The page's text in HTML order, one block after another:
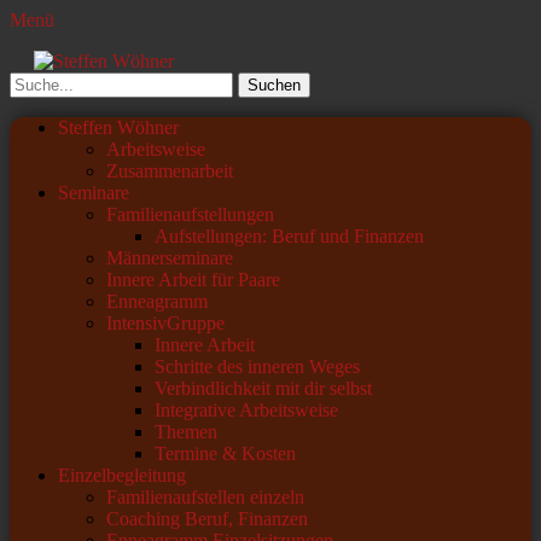
Menü
Steffen Wöhner
Lehrer und Seminarleiter
Suchen
nach:
Primäres
Zum
Steffen Wöhner
Arbeitsweise
Zusammenarbeit
Seminare
Familienaufstellungen
Aufstellungen: Beruf und Finanzen
Männerseminare
Innere Arbeit für Paare
Enneagramm
IntensivGruppe
Innere Arbeit
Schritte des inneren Weges
Verbindlichkeit mit dir selbst
Integrative Arbeitsweise
Themen
Termine & Kosten
Einzelbegleitung
Familienaufstellen einzeln
Coaching Beruf, Finanzen